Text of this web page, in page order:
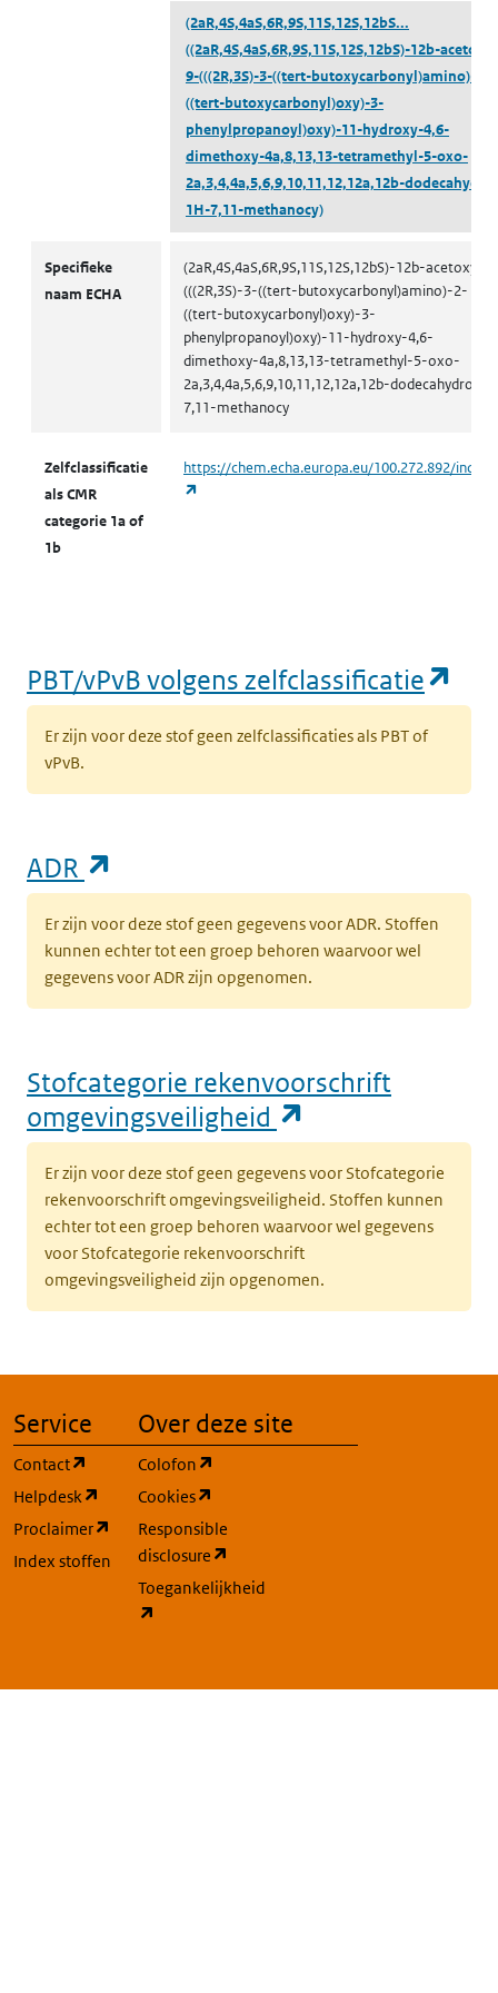
(2aR,4S,4aS,6R,9S,11S,12S,12bS...
((2aR,4S,4aS,6R,9S,11S,12S,12bS)-12b-acetoxy-
9-(((2R,3S)-3-((tert-butoxycarbonyl)amino)-2-
((tert-butoxycarbonyl)oxy)-3-
phenylpropanoyl)oxy)-11-hydroxy-4,6-
dimethoxy-4a,8,13,13-tetramethyl-5-oxo-
2a,3,4,4a,5,6,9,10,11,12,12a,12b-dodecahydro-
1H-7,11-methanocy)
Specifieke
naam ECHA
(2aR,4S,4aS,6R,9S,11S,12S,12bS)-12b-acetoxy-9-
(((2R,3S)-3-((tert-butoxycarbonyl)amino)-2-
((tert-butoxycarbonyl)oxy)-3-
phenylpropanoyl)oxy)-11-hydroxy-4,6-
dimethoxy-4a,8,13,13-tetramethyl-5-oxo-
2a,3,4,4a,5,6,9,10,11,12,12a,12b-dodecahydro-
7,11-methanocy
Zelfclassificatie
als CMR
categorie 1a of
1b
https://chem.echa.europa.eu/100.272.892/
PBT/vPvB volgens zelfclassificatie
Er zijn voor deze stof geen zelfclassificaties als PBT of
vPvB.
ADR
Er zijn voor deze stof geen gegevens voor ADR. Stoffen
kunnen echter tot een groep behoren waarvoor wel
gegevens voor ADR zijn opgenomen.
Stofcategorie rekenvoorschrift
omgevingsveiligheid
Er zijn voor deze stof geen gegevens voor Stofcategorie
rekenvoorschrift omgevingsveiligheid. Stoffen kunnen
echter tot een groep behoren waarvoor wel gegevens
voor Stofcategorie rekenvoorschrift
omgevingsveiligheid zijn opgenomen.
Service
Contact
(opent in een nieuw tabblad)
Helpdesk
(opent in een nieuw tabblad)
Proclaimer
(opent in een nieuw tabblad)
Index stoffen
Over deze site
Colofon
Cookies
Responsible
disclosure
Toegankelijkheid